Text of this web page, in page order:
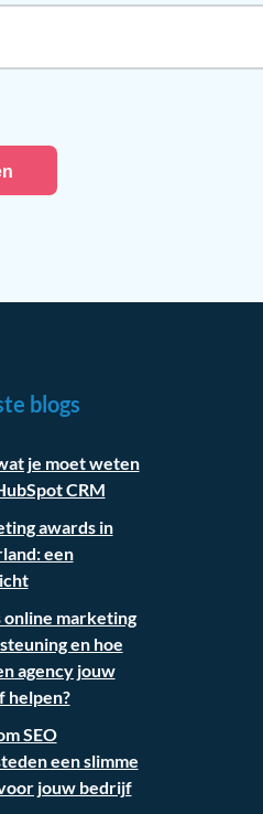
blogs
je moet weten
CRM
awards in
een
online marketing
en hoe
agency jouw
helpen?
SEO
een slimme
jouw bedrijf